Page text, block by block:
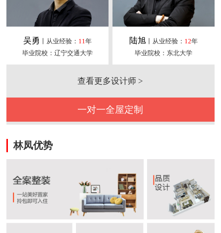
吴勇 丨从业经验： 11年
毕业院校：辽宁交通大学
陆旭丨从业经验： 12年
毕业院校：东北大学
查看更多设计师 >
一对一全屋定制
林凤优势